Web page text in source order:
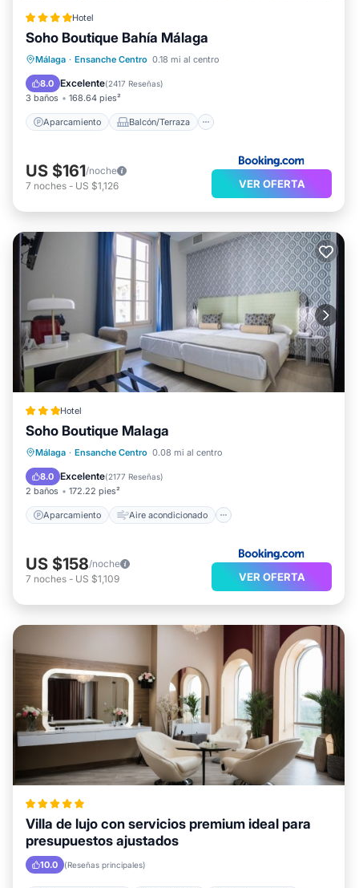
Hotel
Soho Boutique Bahía Málaga
Málaga · Ensanche Centro 0.18 mi al centro
8.0 Excelente(2417 Reseñas)
3 baños 168.64 pies²
Aparcamiento Balcón/Terraza
Aparcamiento
Balcón/Terraza
Aire acondicionado
US $161/noche
7 noches - US $1,126 VER OFERTA
Hotel
Soho Boutique Malaga
Málaga · Ensanche Centro 0.08 mi al centro
8.0 Excelente(2177 Reseñas)
2 baños 172.22 pies²
Aparcamiento Aire acondicionado
Aparcamiento
Aire acondicionado
Internet
Se admiten mascotas
US $158/noche
7 noches - US $1,109 VER OFERTA
Villa de lujo con servicios premium ideal para
presupuestos ajustados
10.0 (Reseñas principales)